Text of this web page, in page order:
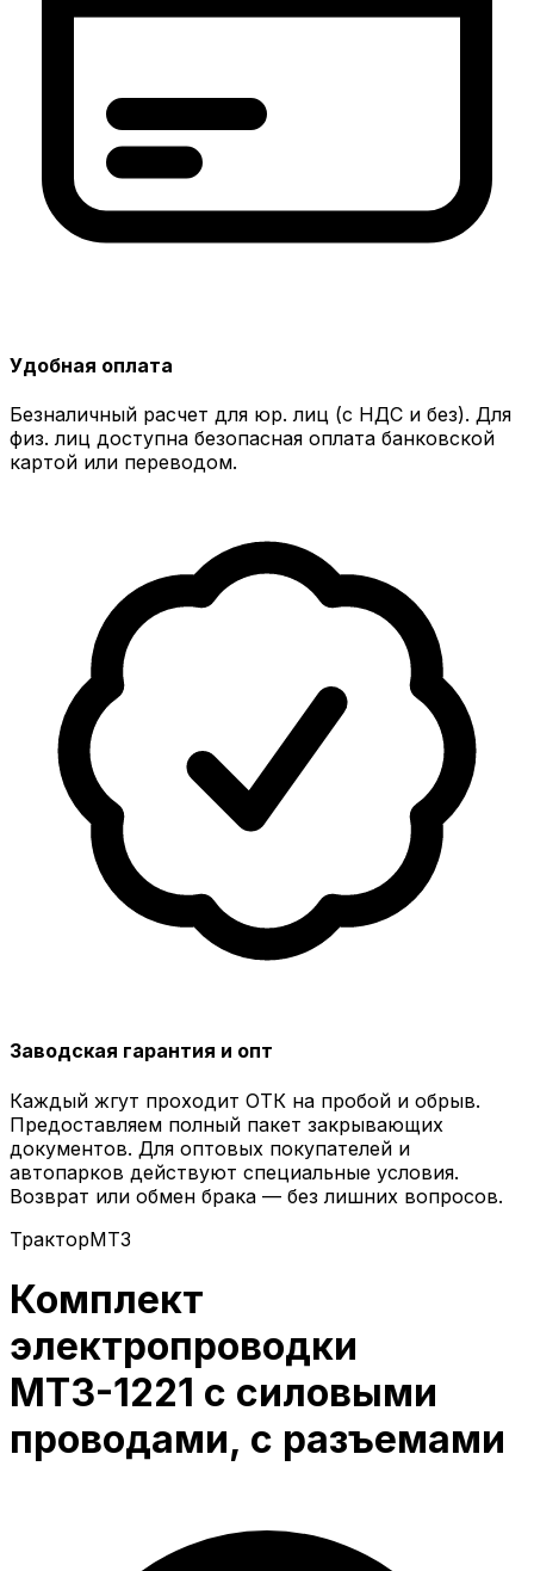
Удобная оплата
Безналичный расчет для юр. лиц (с НДС и без). Для
физ. лиц доступна безопасная оплата банковской
картой или переводом.
Заводская гарантия и опт
Каждый жгут проходит ОТК на пробой и обрыв.
Предоставляем полный пакет закрывающих
документов. Для оптовых покупателей и
автопарков действуют специальные условия.
Возврат или обмен брака — без лишних вопросов.
ТракторМТЗ
Комплект
электропроводки
МТЗ-1221 с силовыми
проводами, с разъемами